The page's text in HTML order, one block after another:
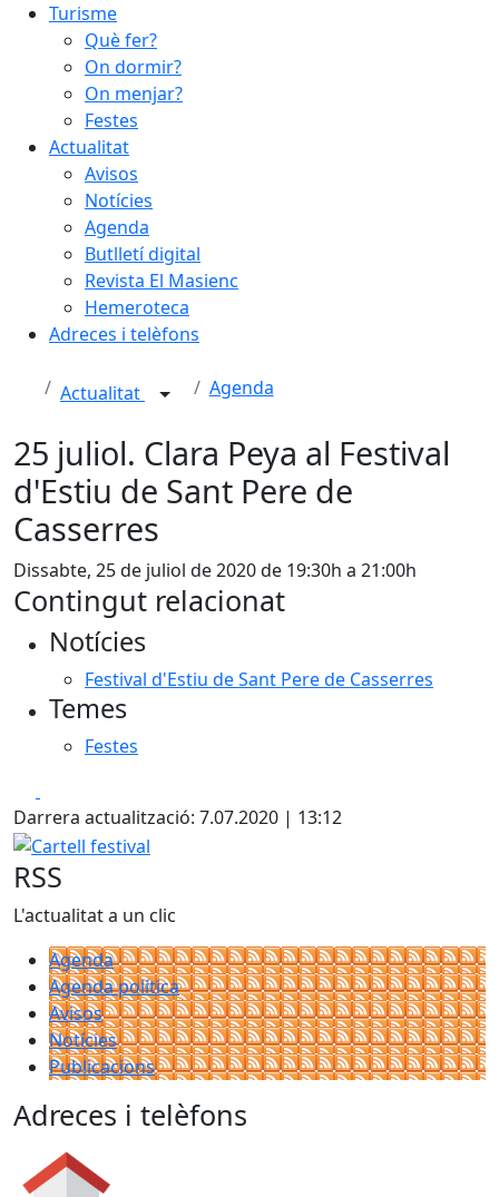
Turisme
Què fer?
On dormir?
On menjar?
Festes
Actualitat
Avisos
Notícies
Agenda
Butlletí digital
Revista El Masienc
Hemeroteca
Adreces i telèfons
Actualitat Agenda
25 juliol. Clara Peya al Festival
d'Estiu de Sant Pere de
Casserres
Dissabte, 25 de juliol de 2020 de 19:30h a 21:00h
Contingut relacionat
Notícies
Festival d'Estiu de Sant Pere de Casserres
Temes
Festes
Darrera actualització: 7.07.2020 | 13:12
Cartell festival
RSS
L'actualitat a un clic
Agenda
Agenda política
Avisos
Notícies
Publicacions
Adreces i telèfons